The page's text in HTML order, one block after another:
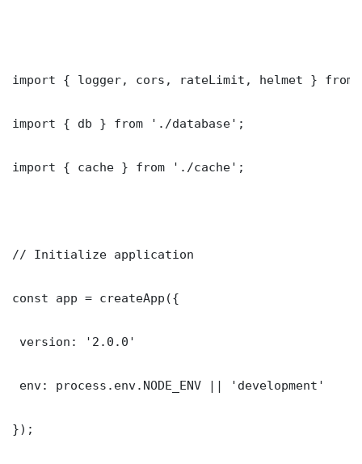
import { logger, cors, rateLimit, helmet } from
import { db } from './database';
import { cache } from './cache';
// Initialize application
const app = createApp({
version: '2.0.0'
env: process.env.NODE_ENV || 'development'
});